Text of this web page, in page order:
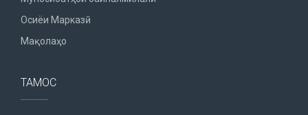
Осиёи Марказӣ
Мақолаҳо
ТАМОС